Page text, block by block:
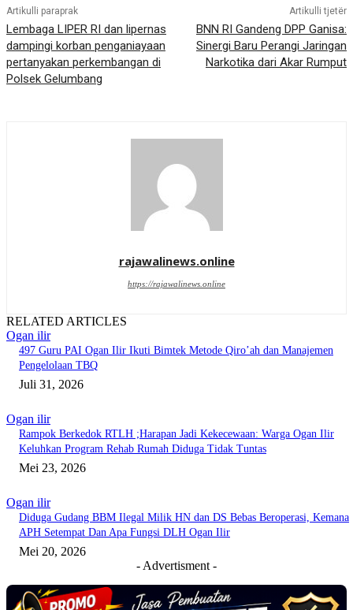
Artikulli paraprak
Lembaga LIPER RI dan lipernas
dampingi korban penganiayaan
pertanyakan perkembangan di
Polsek Gelumbang
Artikulli tjetër
BNN RI Gandeng DPP Ganisa:
Sinergi Baru Perangi Jaringan
Narkotika dari Akar Rumput
rajawalinews.online
https://rajawalinews.online
RELATED ARTICLES
Ogan ilir
497 Guru PAI Ogan Ilir Ikuti Bimtek Metode Qiro’ah dan Manajemen
Pengelolaan TBQ
Juli 31, 2026
Ogan ilir
Rampok Berkedok RTLH ;Harapan Jadi Kekecewaan: Warga Ogan Ilir
Keluhkan Program Rehab Rumah Diduga Tidak Tuntas
Mei 23, 2026
Ogan ilir
Diduga Gudang BBM Ilegal Milik HN dan DS Bebas Beroperasi, Kemana
APH Setempat Dan Apa Fungsi DLH Ogan Ilir
Mei 20, 2026
- Advertisment -